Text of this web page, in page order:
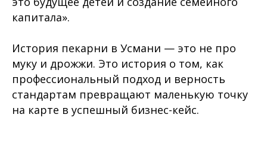
капитала».
История пекарни в Усмани — это не про
муку и дрожжи. Это история о том, как
профессиональный подход и верность
стандартам превращают маленькую точку
на карте в успешный бизнес-кейс.